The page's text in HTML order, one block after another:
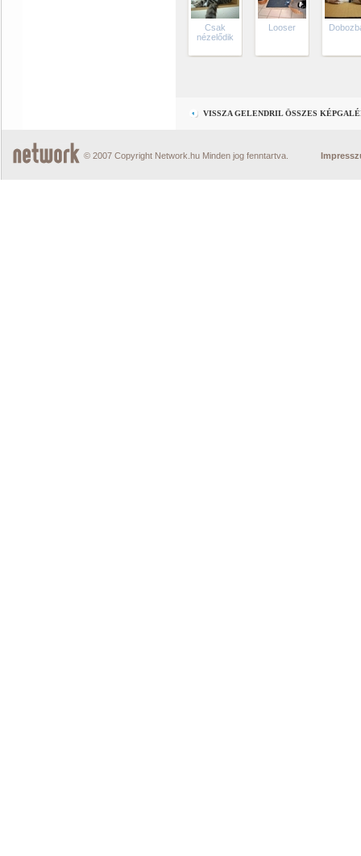
Csak
nézelődik
Looser
VISSZA GELENDRIL ÖSSZES
© 2007 Copyright Network.hu Minden jog fenntartva.